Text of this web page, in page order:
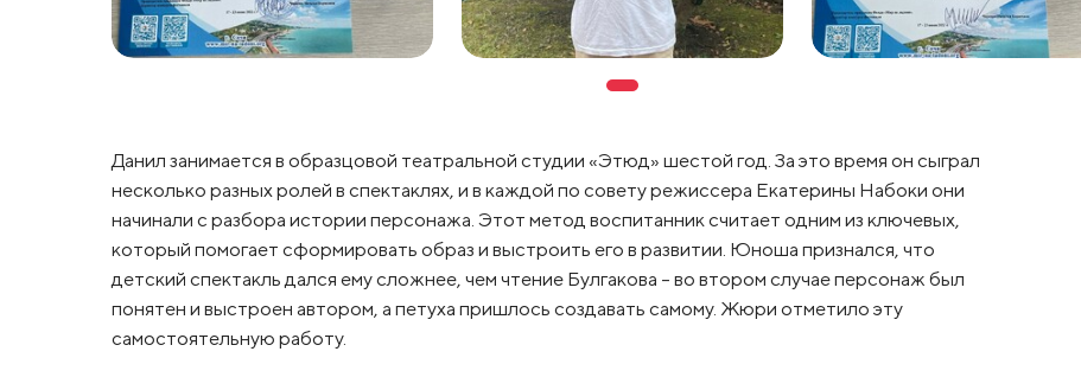
Данил занимается в образцовой театральной студии «Этюд» шестой год. За это время он сыграл
несколько разных ролей в спектаклях, и в каждой по совету режиссера Екатерины Набоки они
начинали с разбора истории персонажа. Этот метод воспитанник считает одним из ключевых,
который помогает сформировать образ и выстроить его в развитии. Юноша признался, что
детский спектакль дался ему сложнее, чем чтение Булгакова - во втором случае персонаж был
понятен и выстроен автором, а петуха пришлось создавать самому. Жюри отметило эту
самостоятельную работу.